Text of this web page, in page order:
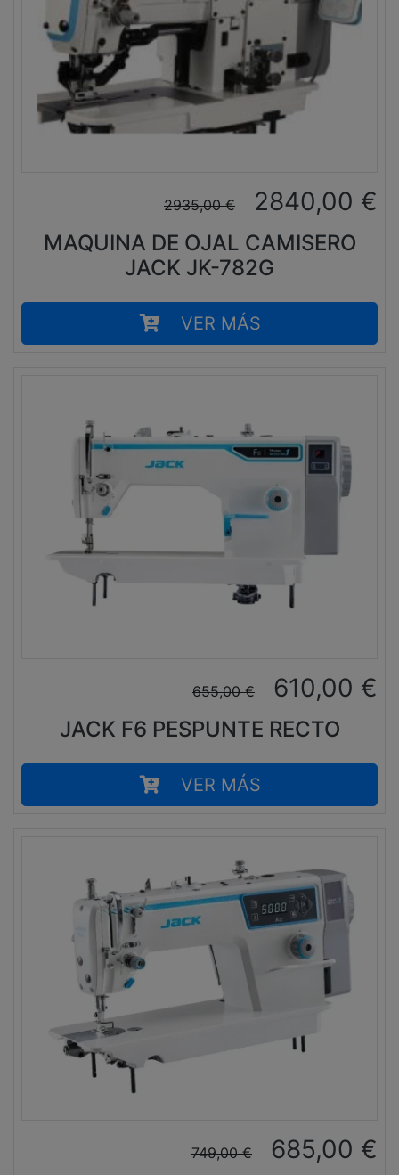
2935,00 € 2840,00 €
MAQUINA DE OJAL CAMISERO
JACK JK-782G
VER MÁS
655,00 € 610,00 €
JACK F6 PESPUNTE RECTO
VER MÁS
749,00 € 685,00 €